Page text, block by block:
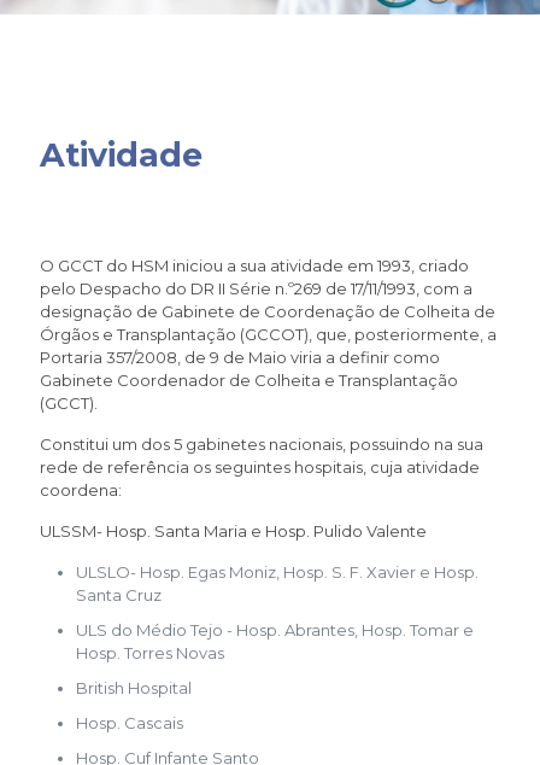
Atividade
O GCCT do HSM iniciou a sua atividade em 1993, criado
pelo Despacho do DR II Série n.º269 de 17/11/1993, com a
designação de Gabinete de Coordenação de Colheita de
Órgãos e Transplantação (GCCOT), que, posteriormente, a
Portaria 357/2008, de 9 de Maio viria a definir como
Gabinete Coordenador de Colheita e Transplantação
(GCCT).
Constitui um dos 5 gabinetes nacionais, possuindo na sua
rede de referência os seguintes hospitais, cuja atividade
coordena:
ULSSM- Hosp. Santa Maria e Hosp. Pulido Valente
ULSLO- Hosp. Egas Moniz, Hosp. S. F. Xavier e Hosp.
Santa Cruz
ULS do Médio Tejo - Hosp. Abrantes, Hosp. Tomar e
Hosp. Torres Novas
British Hospital
Hosp. Cascais
Hosp. Cuf Infante Santo